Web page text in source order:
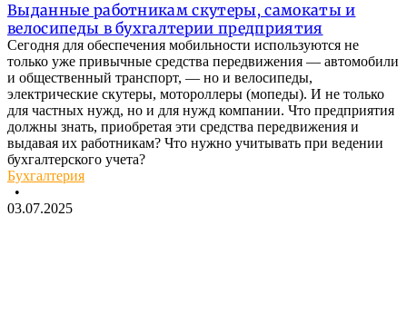
Выданные работникам скутеры, самокаты и
велосипеды в бухгалтерии предприятия
Сегодня для обеспечения мобильности используются не
только уже привычные средства передвижения — автомобили
и общественный транспорт, — но и велосипеды,
электрические скутеры, мотороллеры (мопеды). И не только
для частных нужд, но и для нужд компании. Что предприятия
должны знать, приобретая эти средства передвижения и
выдавая их работникам? Что нужно учитывать при ведении
бухгалтерского учета?
Бухгалтерия
•
03.07.2025